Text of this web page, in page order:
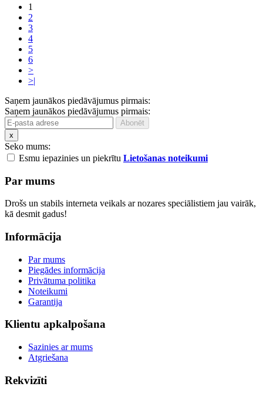
1
2
3
4
5
6
>
>|
Saņem jaunākos piedāvājumus pirmais:
Saņem jaunākos piedāvājumus pirmais:
x
Seko mums:
Esmu iepazinies un piekrītu Lietošanas noteikumi
Par mums
Drošs un stabils interneta veikals ar nozares speciālistiem jau vairāk,
kā desmit gadus!
Informācija
Par mums
Piegādes informācija
Privātuma politika
Noteikumi
Garantija
Klientu apkalpošana
Sazinies ar mums
Atgriešana
Rekvizīti